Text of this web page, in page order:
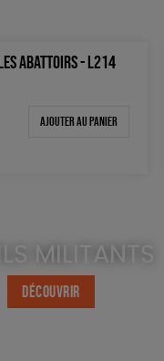
ABATTOIRS - L214
Ajouter au panier
MILITANTS
DÉCOUVRIR